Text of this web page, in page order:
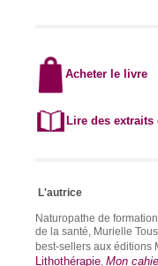
Acheter le livre
Lire des extraits
L'autrice
Naturopathe de
de la santé, Murielle
best-sellers aux éditions
Lithothérapie, Mon